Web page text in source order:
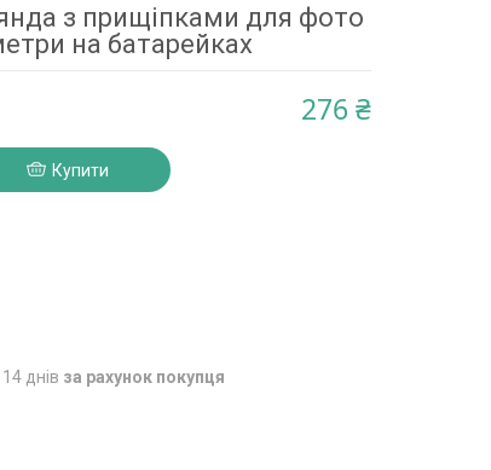
з прищіпками для фото
на батарейках
276 ₴
Купити
днів за рахунок покупця